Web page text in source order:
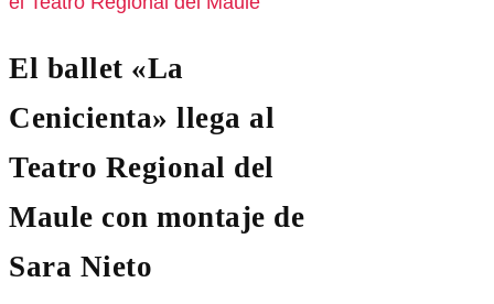
El ballet «La
Cenicienta» llega al
Teatro Regional del
Maule con montaje de
Sara Nieto